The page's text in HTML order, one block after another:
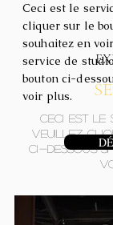
Ceci est le
veuillez
ci-dessous
Ceci est le
cliquer sur le
souhaitez en
service de
bouton ci-
voir plus.